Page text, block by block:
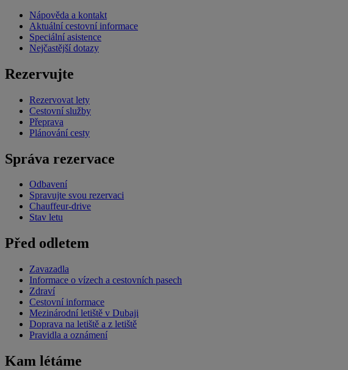
Nápověda a kontakt
Aktuální cestovní informace
Speciální asistence
Nejčastější dotazy
Rezervujte
Rezervovat lety
Cestovní služby
Přeprava
Plánování cesty
Správa rezervace
Odbavení
Spravujte svou rezervaci
Chauffeur-drive
Stav letu
Před odletem
Zavazadla
Informace o vízech a cestovních pasech
Zdraví
Cestovní informace
Mezinárodní letiště v Dubaji
Doprava na letiště a z letiště
Pravidla a oznámení
Kam létáme